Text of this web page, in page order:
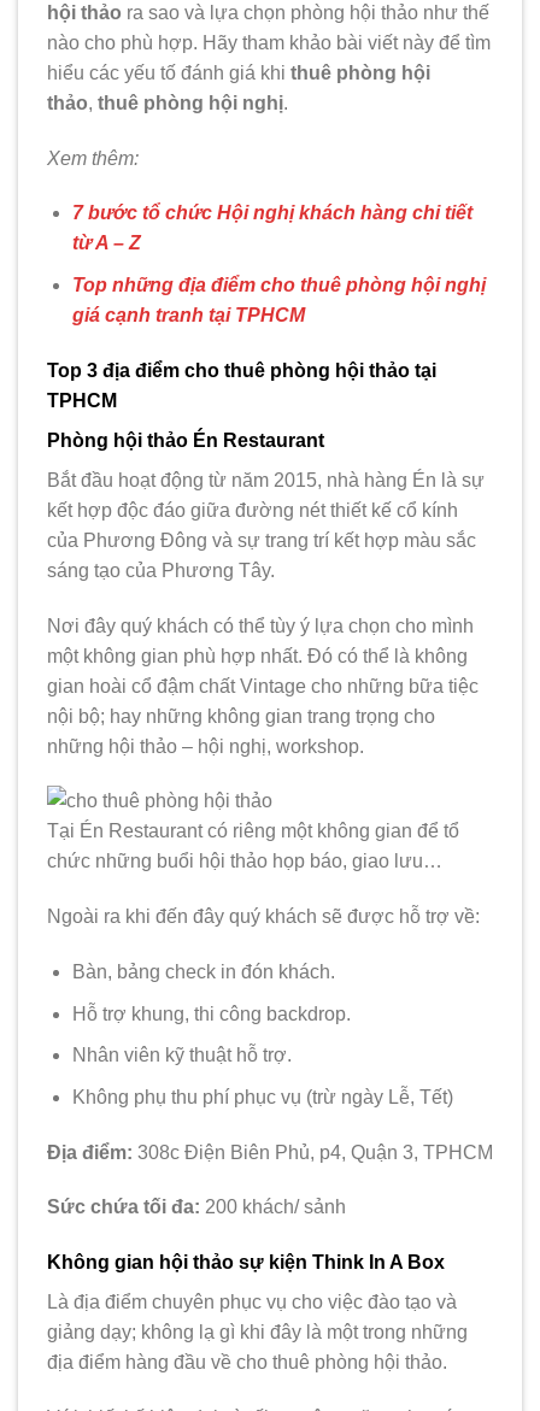
hội thảo ra sao và lựa chọn phòng hội thảo như thế
nào cho phù hợp. Hãy tham khảo bài viết này để tìm
hiểu các yếu tố đánh giá khi thuê phòng hội
thảo, thuê phòng hội nghị.
Xem thêm:
7 bước tổ chức Hội nghị khách hàng chi tiết
từ A – Z
Top những địa điểm cho thuê phòng hội nghị
giá cạnh tranh tại TPHCM
Top 3 địa điểm cho thuê phòng hội thảo tại
TPHCM
Phòng hội thảo Én Restaurant
Bắt đầu hoạt động từ năm 2015, nhà hàng Én là sự
kết hợp độc đáo giữa đường nét thiết kế cổ kính
của Phương Đông và sự trang trí kết hợp màu sắc
sáng tạo của Phương Tây.
Nơi đây quý khách có thể tùy ý lựa chọn cho mình
một không gian phù hợp nhất. Đó có thể là không
gian hoài cổ đậm chất Vintage cho những bữa tiệc
nội bộ; hay những không gian trang trọng cho
những hội thảo – hội nghị, workshop.
Tại Én Restaurant có riêng một không gian để tổ
chức những buổi hội thảo họp báo, giao lưu…
Ngoài ra khi đến đây quý khách sẽ được hỗ trợ về:
Bàn, bảng check in đón khách.
Hỗ trợ khung, thi công backdrop.
Nhân viên kỹ thuật hỗ trợ.
Không phụ thu phí phục vụ (trừ ngày Lễ, Tết)
Địa điểm: 308c Điện Biên Phủ, p4, Quận 3, TPHCM
Sức chứa tối đa: 200 khách/ sảnh
Không gian hội thảo sự kiện Think In A Box
Là địa điểm chuyên phục vụ cho việc đào tạo và
giảng dạy; không lạ gì khi đây là một trong những
địa điểm hàng đầu về cho thuê phòng hội thảo.